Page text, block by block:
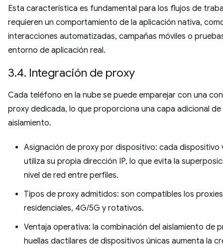
Esta característica es fundamental para los flujos de
requieren un comportamiento de la aplicación nativa,
interacciones automatizadas, campañas móviles o
entorno de aplicación real.
3.4. Integración de proxy
Cada teléfono en la nube se puede emparejar con una
proxy dedicada, lo que proporciona una capa adicional de
aislamiento.
Asignación de proxy por dispositivo: cada dispositivo
utiliza su propia dirección IP, lo que evita la
nivel de red entre perfiles.
Tipos de proxy admitidos: son compatibles los proxies
residenciales, 4G/5G y rotativos.
Ventaja operativa: la combinación del aislamiento de
huellas dactilares de dispositivos únicas aumenta la